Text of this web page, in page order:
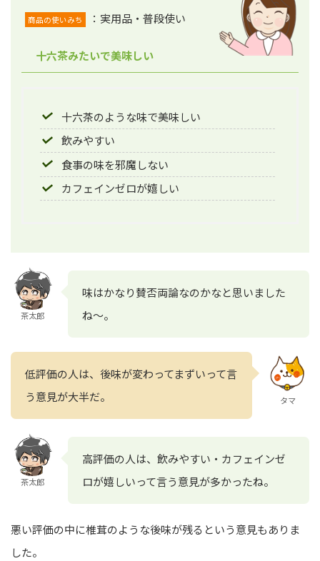
商品の使いみち ：実用品・普段使い
十六茶みたいで美味しい
十六茶のような味で美味しい
飲みやすい
食事の味を邪魔しない
カフェインゼロが嬉しい
茶太郎
味はかなり賛否両論なのかなと思いました
ね～。
低評価の人は、後味が変わってまずいって言
う意見が大半だ。
タマ
茶太郎
高評価の人は、飲みやすい・カフェインゼ
ロが嬉しいって言う意見が多かったね。
悪い評価の中に椎茸のような後味が残るという意見もありま
した。